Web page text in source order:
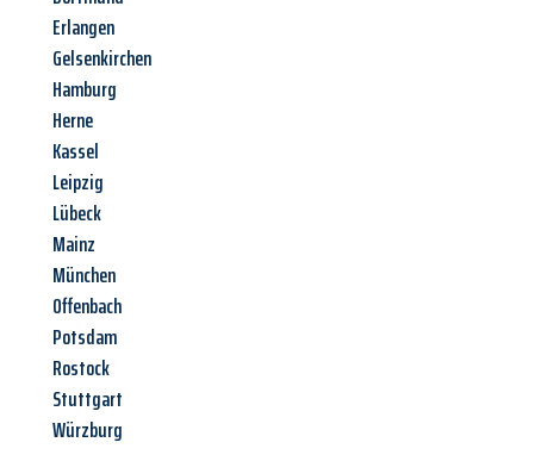
Erlangen
Gelsenkirchen
Hamburg
Herne
Kassel
Leipzig
Lübeck
Mainz
München
Offenbach
Potsdam
Rostock
Stuttgart
Würzburg